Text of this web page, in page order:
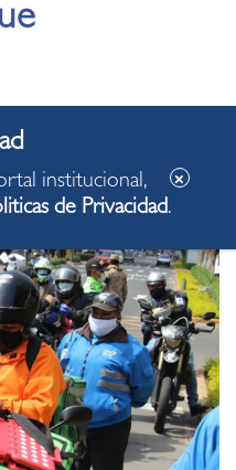
institucional,
de Privacidad.